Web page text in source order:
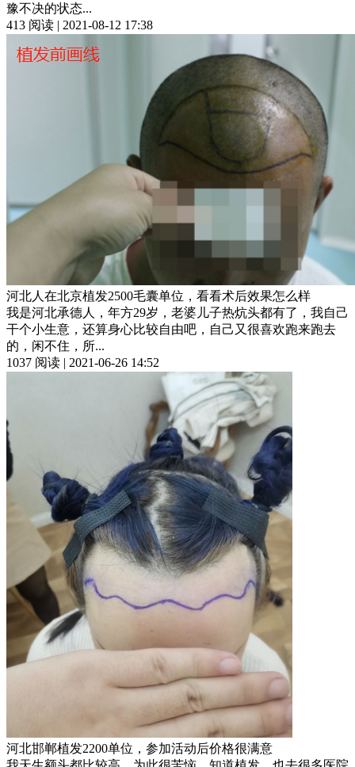
豫不决的状态...
413 阅读 | 2021-08-12 17:38
河北人在北京植发2500毛囊单位，看看术后效果怎么样
我是河北承德人，年方29岁，老婆儿子热炕头都有了，我自己
干个小生意，还算身心比较自由吧，自己又很喜欢跑来跑去
的，闲不住，所...
1037 阅读 | 2021-06-26 14:52
河北邯郸植发2200单位，参加活动后价格很满意